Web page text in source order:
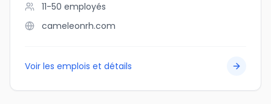
11-50 employés
cameleonrh.com
Voir les emplois et détails